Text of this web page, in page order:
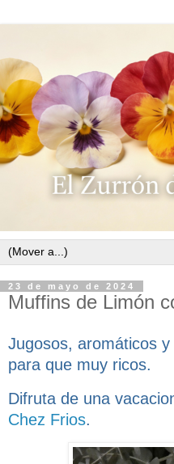
23 de mayo de 2024
Muffins de Limón
Jugosos, aromáticos
para que muy ricos.
Difruta de una
Chez Frios.